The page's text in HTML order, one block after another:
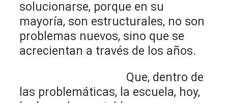
solucionarse, porque en su
mayoría, son estructurales, no son
problemas nuevos, sino que se
acrecientan a través de los años.
Que, dentro de
las problemáticas, la escuela, hoy,